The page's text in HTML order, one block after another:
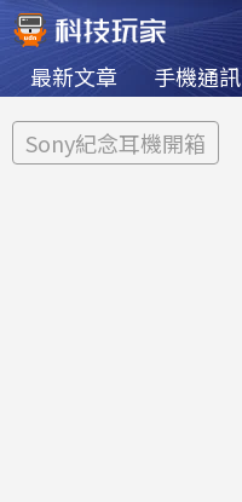
最新文章 手機通訊
Sony紀念耳機開箱